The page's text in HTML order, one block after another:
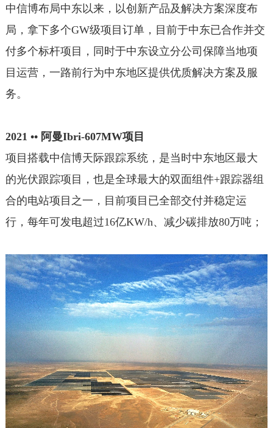
中信博布局中东以来，以创新产品及解决方案深度布
局，拿下多个GW级项目订单，目前于中东已合作并交
付多个标杆项目，同时于中东设立分公司保障当地项
目运营，一路前行为中东地区提供优质解决方案及服
务。
2021 •• 阿曼Ibri-607MW项目
项目搭载中信博天际跟踪系统，是当时中东地区最大
的光伏跟踪项目，也是全球最大的双面组件+跟踪器组
合的电站项目之一，目前项目已全部交付并稳定运
行，每年可发电超过16亿KW/h、减少碳排放80万吨；